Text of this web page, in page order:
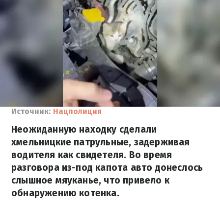
Источник: Нацполиция
Неожиданную находку сделали
хмельницкие патрульные, задерживая
водителя как свидетеля. Во время
разговора из-под капота авто донеслось
слышное мяуканье, что привело к
обнаружению котенка.